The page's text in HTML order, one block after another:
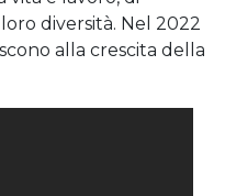
diversità. Nel 2022
alla crescita della